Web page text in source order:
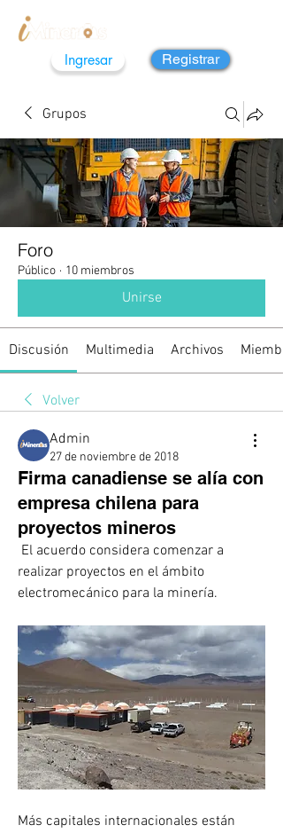
Ingresar Registrar
Grupos
Foro
Público · 10 miembros
Unirse
Discusión Multimedia Archivos
Volver
Admin
27 de noviembre de 2018
Firma canadiense se alía con
empresa chilena para
proyectos mineros
realizar proyectos en el ámbito
electromecánico para la minería.
Más capitales internacionales están